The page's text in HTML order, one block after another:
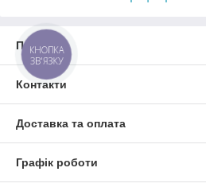
Про нас
Контакти
Доставка та оплата
Графік роботи
КНОПКА
ЗВ'ЯЗКУ